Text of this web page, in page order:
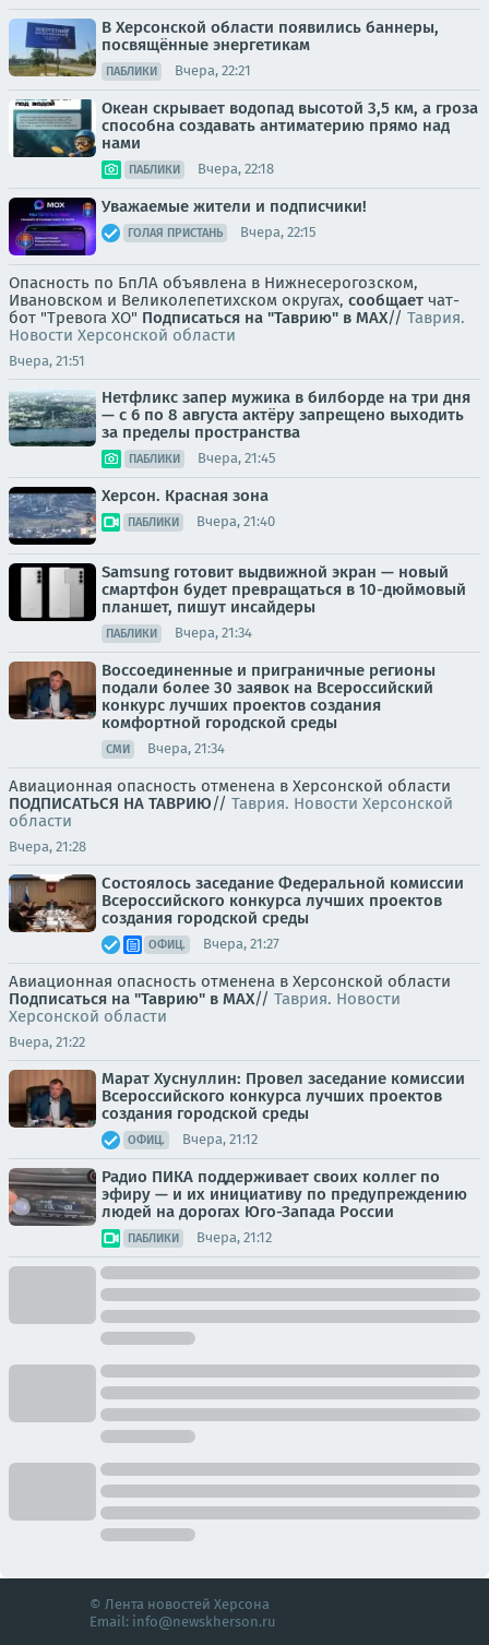
В Херсонской области появились баннеры,
посвящённые энергетикам
ПАБЛИКИ Вчера, 22:21
Океан скрывает водопад высотой 3,5 км, а гроза
способна создавать антиматерию прямо над
нами
ПАБЛИКИ Вчера, 22:18
Уважаемые жители и подписчики!
ГОЛАЯ ПРИСТАНЬ Вчера, 22:15
Опасность по БпЛА объявлена в Нижнесерогозском,
Ивановском и Великолепетихском округах, сообщает чат-
бот "Тревога ХО" Подписаться на "Таврию" в MAX// Таврия.
Новости Херсонской области
Вчера, 21:51
Нетфликс запер мужика в билборде на три дня
— с 6 по 8 августа актёру запрещено выходить
за пределы пространства
ПАБЛИКИ Вчера, 21:45
Херсон. Красная зона
ПАБЛИКИ Вчера, 21:40
Samsung готовит выдвижной экран — новый
смартфон будет превращаться в 10-дюймовый
планшет, пишут инсайдеры
ПАБЛИКИ Вчера, 21:34
Воссоединенные и приграничные регионы
подали более 30 заявок на Всероссийский
конкурс лучших проектов создания
комфортной городской среды
СМИ Вчера, 21:34
Авиационная опасность отменена в Херсонской области
ПОДПИСАТЬСЯ НА ТАВРИЮ// Таврия. Новости Херсонской
области
Вчера, 21:28
Состоялось заседание Федеральной комиссии
Всероссийского конкурса лучших проектов
создания городской среды
ОФИЦ. Вчера, 21:27
Авиационная опасность отменена в Херсонской области
Подписаться на "Таврию" в MAX// Таврия. Новости
Херсонской области
Вчера, 21:22
Марат Хуснуллин: Провел заседание комиссии
Всероссийского конкурса лучших проектов
создания городской среды
ОФИЦ. Вчера, 21:12
Радио ПИКА поддерживает своих коллег по
эфиру — и их инициативу по предупреждению
людей на дорогах Юго-Запада России
ПАБЛИКИ Вчера, 21:12
© Лента новостей Херсона
Email: info@newskherson.ru